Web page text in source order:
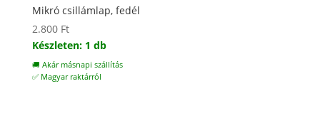
Mikró csillámlap, fedél
2.800 Ft
Készleten: 1 db
🚚 Akár másnapi szállítás
✅ Magyar raktárról